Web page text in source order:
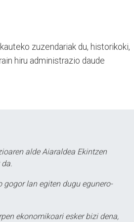
zuzendariak du, historikoki,
hiru administrazio daude
alde Aiaraldea Ekintzen
lan egiten dugu egunero-
ekonomikoari esker bizi dena,